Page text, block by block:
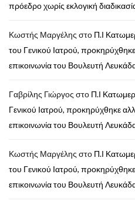
πρόεδρο χωρίς εκλογική
Κωστής Μαργέλης στο Π.Ι
του Γενικού Ιατρού,
επικοινωνία του Βουλευτή
Γαβρίλης Γιώργος στο Π.Ι
Γενικού Ιατρού, προκηρύχθηκε
επικοινωνία του Βουλευτή
Κωστής Μαργέλης στο Π.Ι
του Γενικού Ιατρού,
επικοινωνία του Βουλευτή